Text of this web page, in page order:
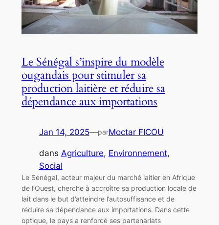
Le Sénégal s’inspire du modèle
ougandais pour stimuler sa
production laitière et réduire sa
dépendance aux importations
Jan 14, 2025—parMoctar FICOU
dans Agriculture, Environnement
Social
Le Sénégal, acteur majeur du marché laitier en Afrique
de l’Ouest, cherche à accroître sa production locale de
lait dans le but d’atteindre l’autosuffisance et de
réduire sa dépendance aux importations. Dans cette
optique, le pays a renforcé ses partenariats